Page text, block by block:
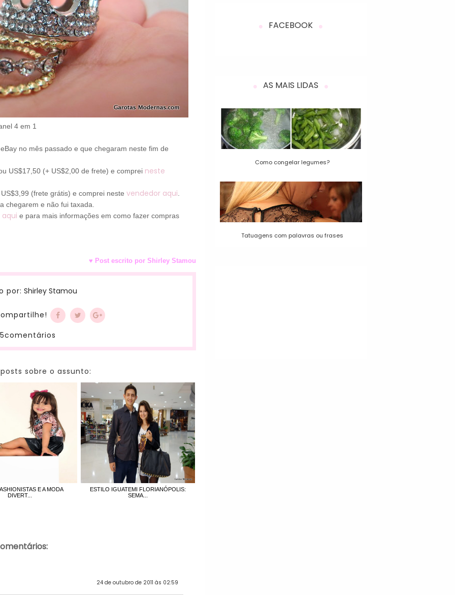
4 em 1
no mês passado e que chegaram neste fim de
US$17,50 (+ US$2,00 de frete) e comprei neste
(frete grátis) e comprei nestevendedor aqui
chegarem e não fui taxada.
e para mais informações em como fazer compras
♥ Post escrito por Shirley Stamou
por: Shirley Stamou
5comentários
sobre o assunto:
E A MODA
DIVERT...
ESTILO IGUATEMI FLORIANÓPOLIS:
SEMA...
24 de outubro de 2011 às 02:59
FACEBOOK
AS MAIS LIDAS
Como congelar legumes?
Tatuagens com palavras ou frases